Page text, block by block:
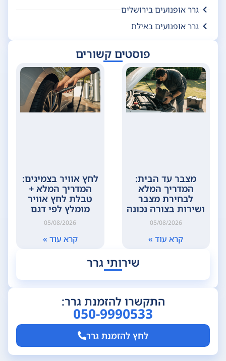
גרר אופנועים בירושלים
גרר אופנועים באילת
פוסטים קשורים
מצבר עד הבית:
המדריך המלא
לבחירת מצבר
ושירות בצורה נכונה
05/08/2026
קרא עוד »
לחץ אוויר בצמיגים:
המדריך המלא +
טבלת לחץ אוויר
מומלץ לפי דגם
05/08/2026
קרא עוד »
שירותי גרר
התקשרו להזמנת גרר:
050-9990533
לחץ להזמנת גרר